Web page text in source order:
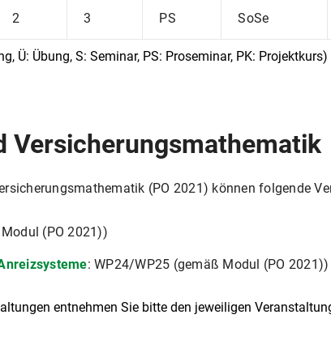
Ü: Übung, S: Seminar, PS: Proseminar, PK: Projektkurs)
2 3 PS SoSe
Versicherungsmathematik
(PO 2021) können folgende
(PO 2021))
: WP24/WP25 (gemäß Modul (PO 2021))
entnehmen Sie bitte den jeweiligen